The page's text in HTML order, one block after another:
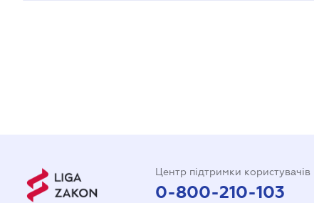
Центр підтримки користувачів
0-800-210-103